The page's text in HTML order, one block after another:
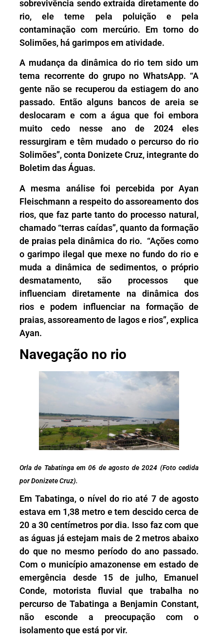
sobrevivência sendo extraída diretamente do
rio, ele teme pela poluição e pela
contaminação com mercúrio. Em torno do
Solimões, há garimpos em atividade.
A mudança da dinâmica do rio tem sido um
tema recorrente do grupo no WhatsApp. “A
gente não se recuperou da estiagem do ano
passado. Então alguns bancos de areia se
deslocaram e com a água que foi embora
muito cedo nesse ano de 2024 eles
ressurgiram e têm mudado o percurso do rio
Solimões”, conta Donizete Cruz, integrante do
Boletim das Águas.
A mesma análise foi percebida por Ayan
Fleischmann a respeito do assoreamento dos
rios, que faz parte tanto do processo natural,
chamado “terras caídas”, quanto da formação
de praias pela dinâmica do rio. “Ações como
o garimpo ilegal que mexe no fundo do rio e
muda a dinâmica de sedimentos, o próprio
desmatamento, são processos que
influenciam diretamente na dinâmica dos
rios e podem influenciar na formação de
praias, assoreamento de lagos e rios”, explica
Ayan.
Navegação no rio
Orla de Tabatinga em 06 de agosto de 2024 (Foto cedida
por Donizete Cruz).
Em Tabatinga, o nível do rio até 7 de agosto
estava em 1,38 metro e tem descido cerca de
20 a 30 centímetros por dia. Isso faz com que
as águas já estejam mais de 2 metros abaixo
do que no mesmo período do ano passado.
Com o município amazonense em estado de
emergência desde 15 de julho, Emanuel
Conde, motorista fluvial que trabalha no
percurso de Tabatinga a Benjamin Constant,
não esconde a preocupação com o
isolamento que está por vir.